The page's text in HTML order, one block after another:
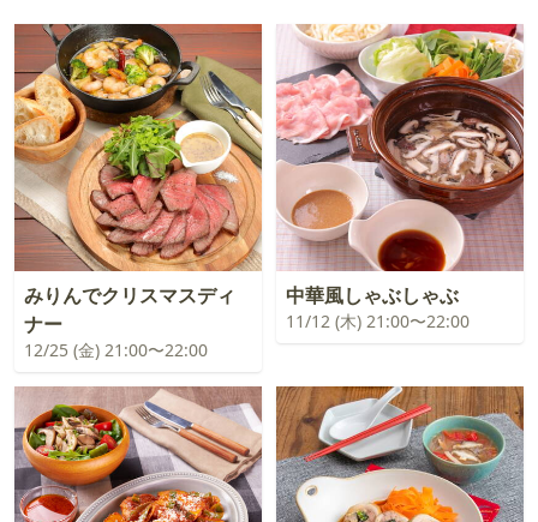
みりんでクリスマスディ
ナー
12/25 (金) 21:00〜22:00
中華風しゃぶしゃぶ
11/12 (木) 21:00〜22:00